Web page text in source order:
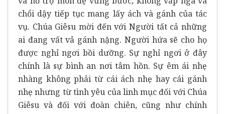
chổi dậy tiếp tục mang lấy ách và gánh của tác
vụ. Chúa Giêsu mời đến với Người tất cả những
ai đang vất vả gánh nặng. Người hứa sẽ cho họ
được nghỉ ngơi bồi dưỡng. Sự nghỉ ngơi ở đây
chính là sự bình an nơi tâm hồn. Sự êm ái nhẹ
nhàng không phải từ cái ách nhẹ hay cái gánh
nhẹ nhưng từ tình yêu của linh mục đối với Chúa
Giêsu và đối với đoàn chiên, cũng như chính